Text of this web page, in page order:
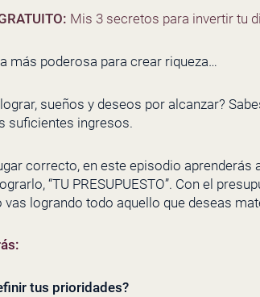
Mis 3 secretos para invertir tu
más poderosa para crear riqueza…
sueños y deseos por alcanzar?
suficientes ingresos.
correcto, en este episodio
“TU PRESUPUESTO”. Con el
logrando todo aquello que deseas
tus prioridades?